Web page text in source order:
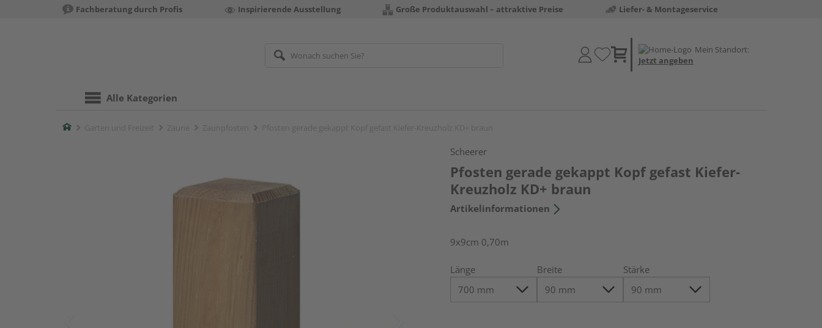
Fachberatung durch Profis Inspirierende Ausstellung Große Produktauswahl – attraktive Preise Liefer- & Montageservice
Mein Standort:
Jetzt angeben
Alle Kategorien
Home
Scheerer
Pfosten gerade gekappt Kopf gefast Kiefer-
Kreuzholz KD+ braun
Artikelinformationen
9x9cm 0,70m
Länge Breite Stärke